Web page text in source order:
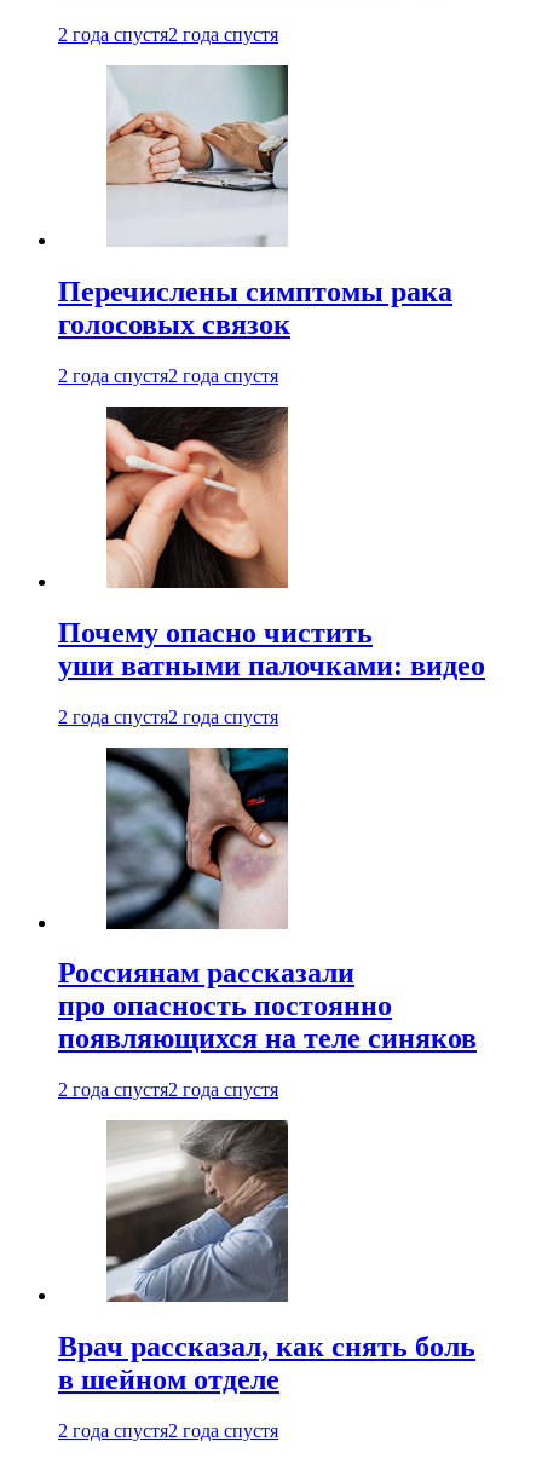
2 года спустя2 года спустя
Перечислены симптомы рака
голосовых связок
2 года спустя2 года спустя
Почему опасно чистить
уши ватными палочками: видео
2 года спустя2 года спустя
Россиянам рассказали
про опасность постоянно
появляющихся на теле синяков
2 года спустя2 года спустя
Врач рассказал, как снять боль
в шейном отделе
2 года спустя2 года спустя